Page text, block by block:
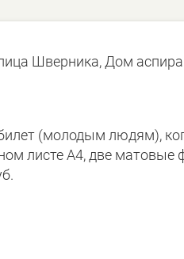
Шверника, Дом
(молодым людям),
листе А4, две матовые